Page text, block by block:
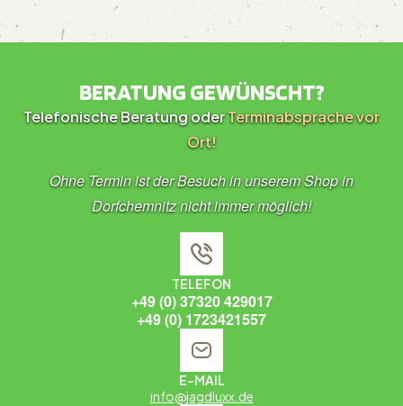
BERATUNG GEWÜNSCHT?
Telefonische Beratung oderTerminabsprache vor
Ort!
Ohne Termin ist der Besuch in unserem Shop in
Dorfchemnitz nicht immer möglich!
TELEFON
+49 (0) 37320 429017
+49 (0) 1723421557
E-MAIL
info@jagdluxx.de